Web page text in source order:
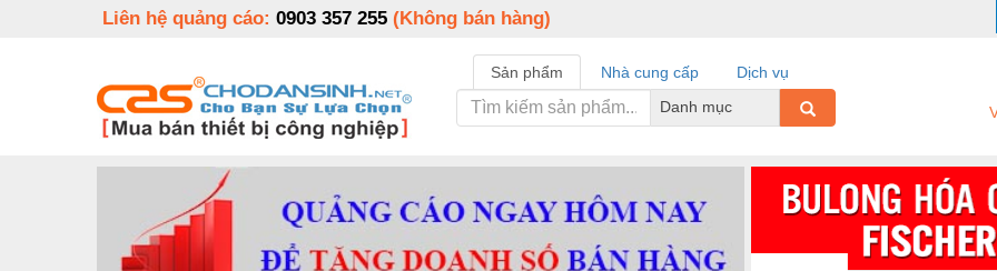
Liên hệ quảng cáo: 0903 357 255 (Không bán hàng)
Sản phẩm Nhà cung cấp
Dịch vụ
Danh mục